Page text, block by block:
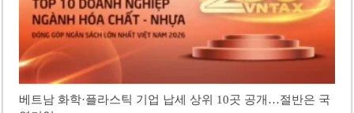
베트남 화학·플라스틱 기업 납세 상위 10곳 공개…절반은 국